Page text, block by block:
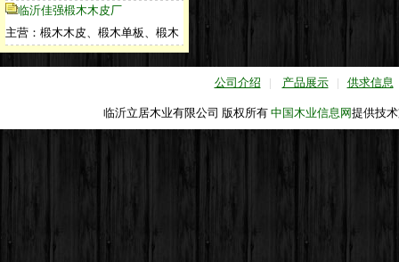
临沂佳强椴木木皮厂
主营：椴木木皮、椴木单板、椴木
公司介绍 | 产品展示 | 供求信息
临沂立居木业有限公司 版权所有 中国木业信息网提供技